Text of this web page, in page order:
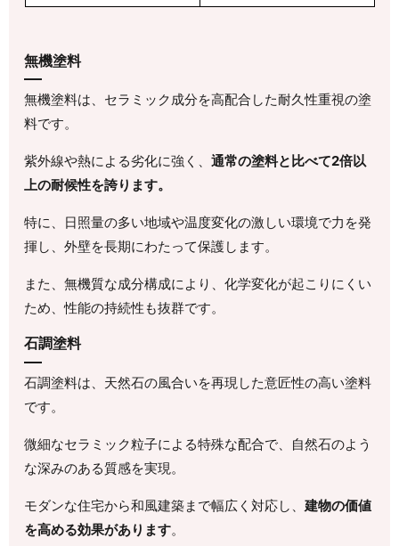
無機塗料
無機塗料は、セラミック成分を高配合した耐久性重視の塗
料です。
紫外線や熱による劣化に強く、通常の塗料と比べて2倍以
上の耐候性を誇ります。
特に、日照量の多い地域や温度変化の激しい環境で力を発
揮し、外壁を長期にわたって保護します。
また、無機質な成分構成により、化学変化が起こりにくい
ため、性能の持続性も抜群です。
石調塗料
石調塗料は、天然石の風合いを再現した意匠性の高い塗料
です。
微細なセラミック粒子による特殊な配合で、自然石のよう
な深みのある質感を実現。
モダンな住宅から和風建築まで幅広く対応し、建物の価値
を高める効果があります。